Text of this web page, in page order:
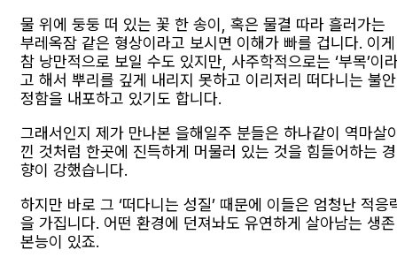
물 위에 둥둥 떠 있는 꽃 한 송이, 혹은 물결 따라 흘러가는
부레옥잠 같은 형상이라고 보시면 이해가 빠를 겁니다. 이게
참 낭만적으로 보일 수도 있지만, 사주학적으로는 ‘부목’이
고 해서 뿌리를 깊게 내리지 못하고 이리저리 떠다니는 불안
정함을 내포하고 있기도 합니다.
그래서인지 제가 만나본 을해일주 분들은 하나같이 역마살
낀 것처럼 한곳에 진득하게 머물러 있는 것을 힘들어하는 경
향이 강했습니다.
하지만 바로 그 ‘떠다니는 성질’ 때문에 이들은 엄청난 적응
을 가집니다. 어떤 환경에 던져놔도 유연하게 살아남는 생존
본능이 있죠.